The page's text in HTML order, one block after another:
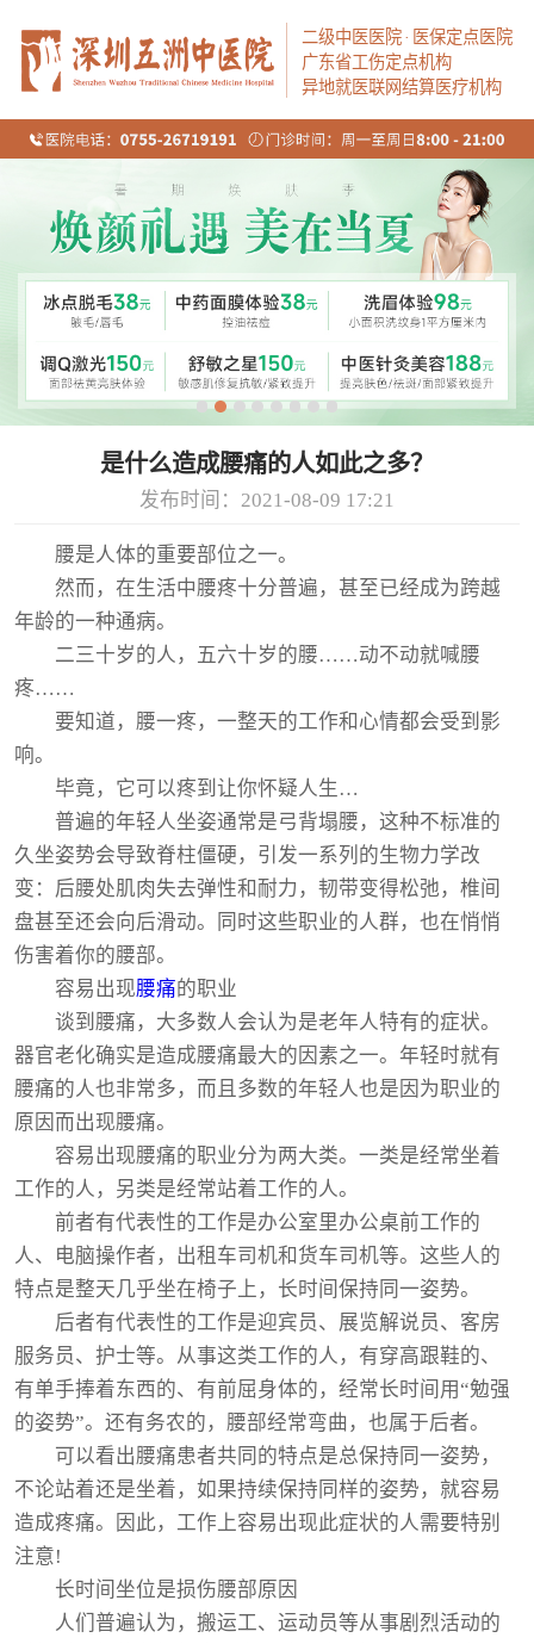
二级中医医院 · 医保定点医院
广东省工伤定点机构
异地就医联网结算医疗机构
是什么造成腰痛的人如此之多？
发布时间：2021-08-09 17:21
腰是人体的重要部位之一。
然而，在生活中腰疼十分普遍，甚至已经成为跨越
年龄的一种通病。
二三十岁的人，五六十岁的腰……动不动就喊腰
疼……
要知道，腰一疼，一整天的工作和心情都会受到影
响。
毕竟，它可以疼到让你怀疑人生…
普遍的年轻人坐姿通常是弓背塌腰，这种不标准的
久坐姿势会导致脊柱僵硬，引发一系列的生物力学改
变：后腰处肌肉失去弹性和耐力，韧带变得松弛，椎间
盘甚至还会向后滑动。同时这些职业的人群，也在悄悄
伤害着你的腰部。
容易出现腰痛的职业
谈到腰痛，大多数人会认为是老年人特有的症状。
器官老化确实是造成腰痛最大的因素之一。年轻时就有
腰痛的人也非常多，而且多数的年轻人也是因为职业的
原因而出现腰痛。
容易出现腰痛的职业分为两大类。一类是经常坐着
工作的人，另类是经常站着工作的人。
前者有代表性的工作是办公室里办公桌前工作的
人、电脑操作者，出租车司机和货车司机等。这些人的
特点是整天几乎坐在椅子上，长时间保持同一姿势。
后者有代表性的工作是迎宾员、展览解说员、客房
服务员、护士等。从事这类工作的人，有穿高跟鞋的、
有单手捧着东西的、有前屈身体的，经常长时间用“勉强
的姿势”。还有务农的，腰部经常弯曲，也属于后者。
可以看出腰痛患者共同的特点是总保持同一姿势，
不论站着还是坐着，如果持续保持同样的姿势，就容易
造成疼痛。因此，工作上容易出现此症状的人需要特别
注意!
长时间坐位是损伤腰部原因
人们普遍认为，搬运工、运动员等从事剧烈活动的